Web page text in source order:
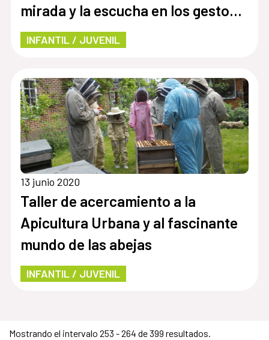
mirada y la escucha en los gestos
cotidianos
INFANTIL / JUVENIL
13 junio 2020
Taller de acercamiento a la
Apicultura Urbana y al fascinante
mundo de las abejas
INFANTIL / JUVENIL
Mostrando el intervalo 253 - 264 de 399 resultados.